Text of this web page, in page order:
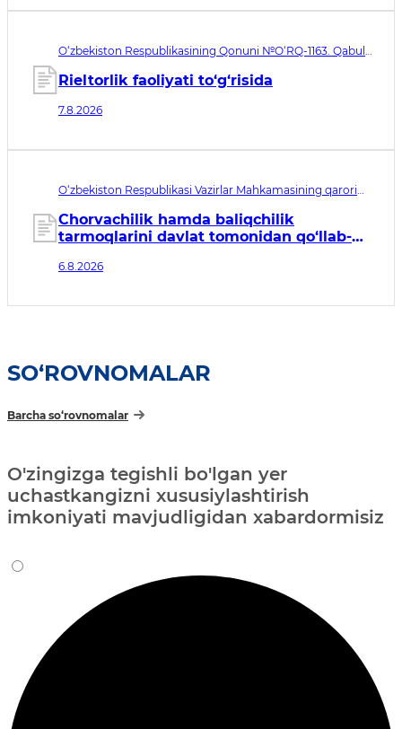
O‘zbekiston Respublikasining Qonuni №O‘RQ-1163. Qabul
Rieltorlik faoliyati to‘g‘risida
7.8.2026
O‘zbekiston Respublikasi Vazirlar Mahkamasining qarori
sanasi 07.08.2026
Chorvachilik hamda baliqchilik
tarmoqlarini davlat tomonidan qo‘llab-
tadbirlari to‘g‘risida
6.8.2026
SO‘ROVNOMALAR
Barcha so‘rovnomalar
O'zingizga tegishli bo'lgan yer
uchastkangizni xususiylashtirish
imkoniyati mavjudligidan xabardormisiz